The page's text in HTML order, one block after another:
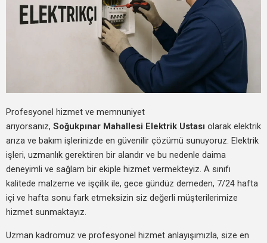
Profesyonel hizmet ve memnuniyet
arıyorsanız, Soğukpınar Mahallesi Elektrik Ustası olarak elektrik
arıza ve bakım işlerinizde en güvenilir çözümü sunuyoruz. Elektrik
işleri, uzmanlık gerektiren bir alandır ve bu nedenle daima
deneyimli ve sağlam bir ekiple hizmet vermekteyiz. A sınıfı
kalitede malzeme ve işçilik ile, gece gündüz demeden, 7/24 hafta
içi ve hafta sonu fark etmeksizin siz değerli müşterilerimize
hizmet sunmaktayız.
Uzman kadromuz ve profesyonel hizmet anlayışımızla, size en